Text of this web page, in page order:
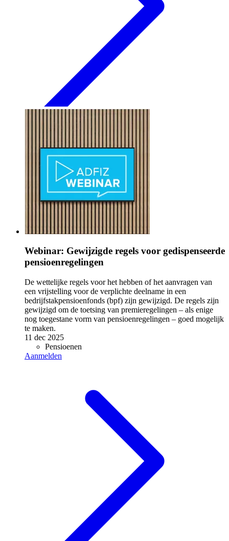
Webinar: Gewijzigde regels voor gedispenseerde
pensioenregelingen
De wettelijke regels voor het hebben of het aanvragen van
een vrijstelling voor de verplichte deelname in een
bedrijfstakpensioenfonds (bpf) zijn gewijzigd. De regels zijn
gewijzigd om de toetsing van premieregelingen – als enige
nog toegestane vorm van pensioenregelingen – goed mogelijk
te maken.
11 dec 2025
Pensioenen
Aanmelden